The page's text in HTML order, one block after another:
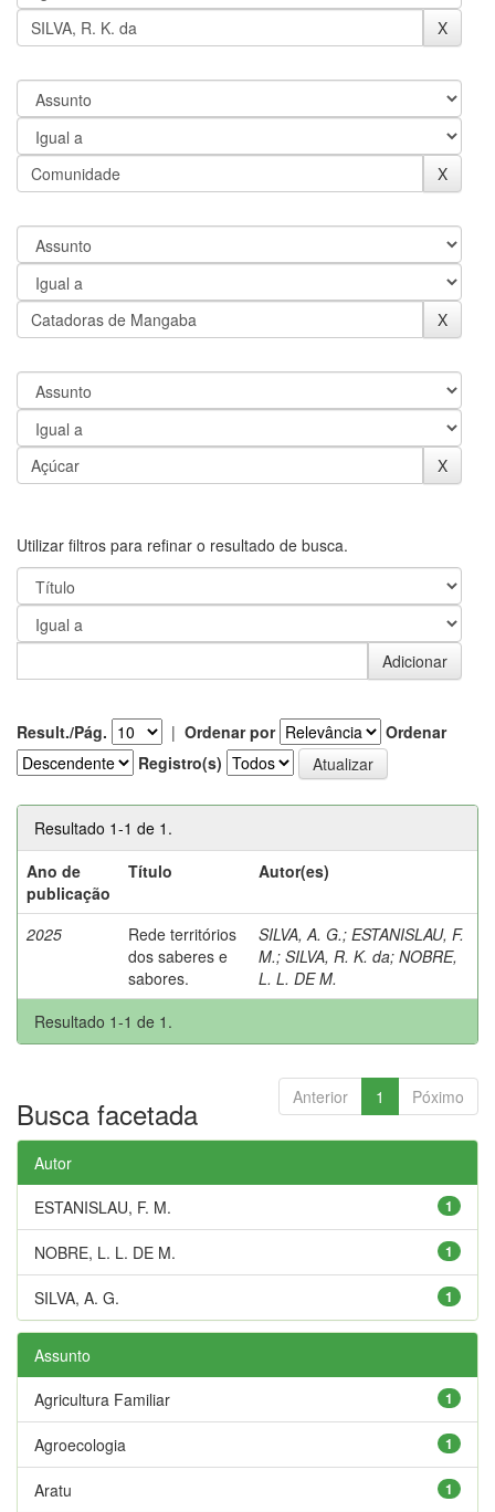
Utilizar filtros para refinar o resultado de busca.
Result./Pág. | Ordenar por
Ordenar
Registro(s)
Resultado 1-1 de 1.
Ano de
publicação
Título Autor(es)
2025
Rede territórios
dos saberes e
sabores.
SILVA, A. G.; ESTANISLAU, F.
M.; SILVA, R. K. da; NOBRE,
L. L. DE M.
Resultado 1-1 de 1.
Anterior 1 Póximo
Busca facetada
Autor
1
ESTANISLAU, F. M.
1
NOBRE, L. L. DE M.
1
SILVA, A. G.
Assunto
1
Agricultura Familiar
1
Agroecologia
1
Aratu